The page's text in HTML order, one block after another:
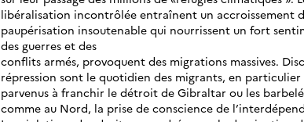
libéralisation incontrôlée entraînent un accroissement
paupérisation insoutenable qui nourrissent un fort
des guerres et des
conflits armés, provoquent des migrations massives.
répression sont le quotidien des migrants, en
parvenus à franchir le détroit de Gibraltar ou les
comme au Nord, la prise de conscience de